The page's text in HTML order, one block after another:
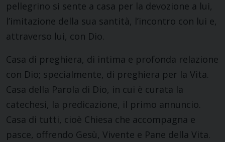
pellegrino si sente a casa per la devozione a lui,
l’imitazione della sua santità, l’incontro con lui e,
attraverso lui, con Dio.
Casa di preghiera, di intima e profonda relazione
con Dio; specialmente, di preghiera per la Vita.
Casa della Parola di Dio, in cui è curata la
catechesi, la predicazione, il primo annuncio.
Casa di tutti, cioè Chiesa che accompagna e
pasce, offrendo Gesù, Vivente e Pane della Vita.